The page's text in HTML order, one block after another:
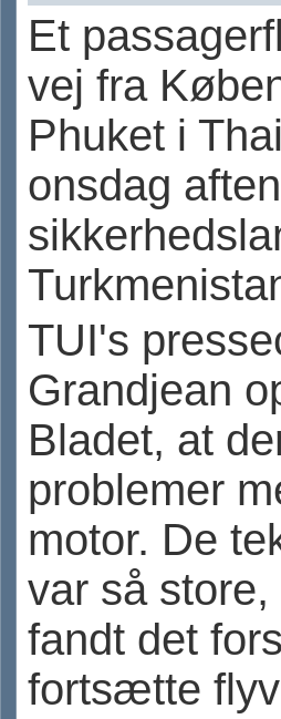
Et
vej fra
Phuket i
onsdag
TUI's
Grandjean
Bladet, at
problemer
motor. De
var så
fandt det
fortsætte